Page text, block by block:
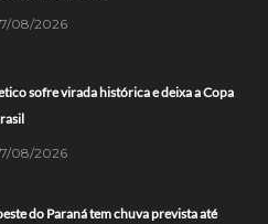
08/2026
sofre virada histórica e deixa a Copa
08/2026
do Paraná tem chuva prevista até